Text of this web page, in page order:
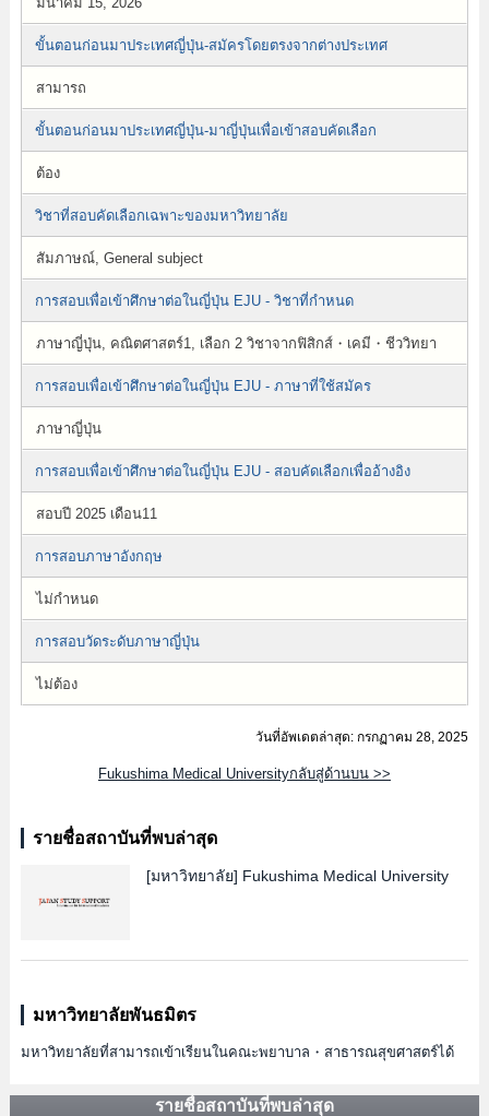
ขั้นตอนก่อนมาประเทศญี่ปุ่น-สมัครโดยตรงจากต่างประเทศ
สามารถ
ขั้นตอนก่อนมาประเทศญี่ปุ่น-มาญี่ปุ่นเพื่อเข้าสอบคัดเลือก
ต้อง
วิชาที่สอบคัดเลือกเฉพาะของมหาวิทยาลัย
สัมภาษณ์, General subject
การสอบเพื่อเข้าศึกษาต่อในญี่ปุ่น EJU - วิชาที่กำหนด
ภาษาญี่ปุ่น, คณิตศาสตร์1, เลือก 2 วิชาจากฟิสิกส์・เคมี・ชีววิทยา
การสอบเพื่อเข้าศึกษาต่อในญี่ปุ่น EJU - ภาษาที่ใช้สมัคร
ภาษาญี่ปุ่น
การสอบเพื่อเข้าศึกษาต่อในญี่ปุ่น EJU - สอบคัดเลือกเพื่ออ้างอิง
สอบปี 2025 เดือน11
การสอบภาษาอังกฤษ
ไม่กำหนด
การสอบวัดระดับภาษาญี่ปุ่น
ไม่ต้อง
วันที่อัพเดตล่าสุด: กรกฏาคม 28, 2025
Fukushima Medical Universityกลับสู่ด้านบน >>
รายชื่อสถาบันที่พบล่าสุด
[มหาวิทยาลัย] Fukushima Medical University
มหาวิทยาลัยพันธมิตร
มหาวิทยาลัยที่สามารถเข้าเรียนในคณะพยาบาล・สาธารณสุขศาสตร์ได้
รายชื่อสถาบันที่พบล่าสุด